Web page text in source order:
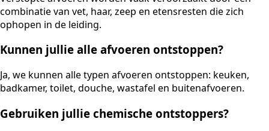
combinatie van vet, haar, zeep en etensresten die zich
ophopen in de leiding.
Kunnen jullie alle afvoeren ontstoppen?
Ja, we kunnen alle typen afvoeren ontstoppen: keuken,
badkamer, toilet, douche, wastafel en buitenafvoeren.
Gebruiken jullie chemische ontstoppers?